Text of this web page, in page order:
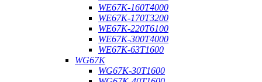
WE67K-160T4000
WE67K-170T3200
WE67K-220T6100
WE67K-300T4000
WE67K-63T1600
WG67K
WG67K-30T1600